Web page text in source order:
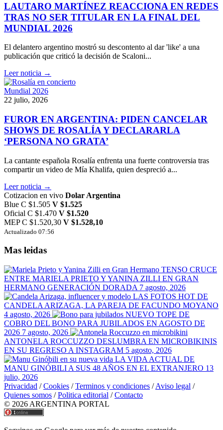
LAUTARO MARTÍNEZ REACCIONA EN REDES
TRAS NO SER TITULAR EN LA FINAL DEL
MUNDIAL 2026
El delantero argentino mostró su descontento al dar 'like' a una
publicación que criticó la decisión de Scaloni...
Leer noticia →
Mundial 2026
22 julio, 2026
FUROR EN ARGENTINA: PIDEN CANCELAR
SHOWS DE ROSALÍA Y DECLARARLA
‘PERSONA NO GRATA’
La cantante española Rosalía enfrenta una fuerte controversia tras
compartir un video de Mía Khalifa, quien despreció a...
Leer noticia →
Cotizacion en vivo Dolar Argentina
Blue C $1.505 V $1.525
Oficial C $1.470 V $1.520
MEP C $1.520,30 V $1.528,10
Actualizado 07:56
Mas leidas
TENSO CRUCE
ENTRE MARIELA PRIETO Y YANINA ZILLI EN GRAN
HERMANO GENERACIÓN DORADA 7 agosto, 2026
LAS FOTOS HOT DE
CANDELA ARIZAGA, LA PAREJA DE FACUNDO MOYANO
4 agosto, 2026
NUEVO TOPE DE
COBRO DEL BONO PARA JUBILADOS EN AGOSTO DE
2026 7 agosto, 2026
ANTONELA ROCCUZZO DESLUMBRA EN MICROBIKINIS
EN SU REGRESO A INSTAGRAM 5 agosto, 2026
LA VIDA ACTUAL DE
MANU GINÓBILI A SUS 48 AÑOS EN EL EXTRANJERO 13
julio, 2026
Privacidad / Cookies / Terminos y condiciones / Aviso legal /
Quienes somos / Politica editorial / Contacto
© 2026 ARGENTINA PORTAL